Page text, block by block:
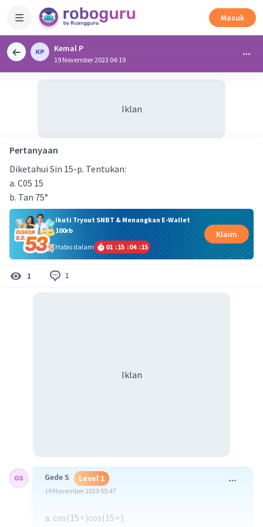
Masuk
Kemal P
19 November 2023 04:19
Iklan
Pertanyaan
Diketahui Sin 15-p. Tentukan:
a. C05 15
b. Tan 75°
Ikuti Tryout SNBT & Menangkan E-Wallet
100rb
Habis dalam
01 :15 :04 :15
Klaim
1 1
Iklan
Gede S Level 1
19 November 2023 05:47
a. cos⁡(15∘)cos(15∘):